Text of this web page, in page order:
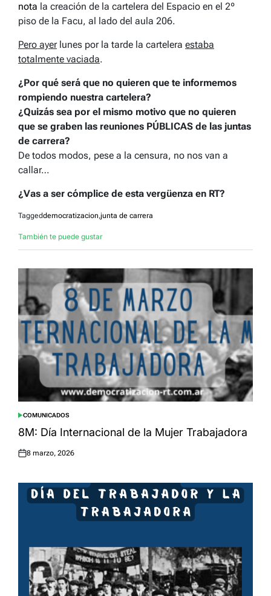
nota la creación de la cartelera del Espacio en el 2º
piso de la Facu, al lado del aula 206.
Pero ayerlunes por la tarde la cartelera estaba
totalmente vaciada.
¿Por qué será que no quieren que te informemos
rompiendo nuestra cartelera?
¿Quizás sea por el mismo motivo que no quieren
que se graben las reuniones PÚBLICAS de las juntas
de carrera?
De todos modos, pese a la censura, no nos van a
callar…
¿Vas a ser cómplice de esta vergüenza en RT?
Taggeddemocratizacion,junta de carrera
También te puede gustar
POSTED
IN
COMUNICADOS
8M: Día Internacional de la Mujer Trabajadora
Posted
8 marzo, 2026